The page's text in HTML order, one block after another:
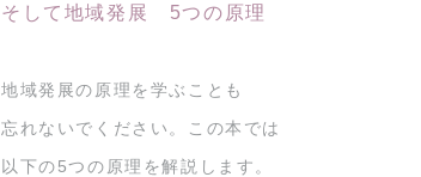
そして地域発展 5つの原理
地域発展の原理を学ぶことも
忘れないでください。この本では
以下の5つの原理を解説します。